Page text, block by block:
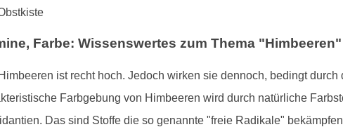
Farbe: Wissenswertes zum Thema "Himbeeren"
ist recht hoch. Jedoch wirken sie dennoch, bedingt
Farbgebung von Himbeeren wird durch natürliche
Das sind Stoffe die so genannte "freie Radikale"